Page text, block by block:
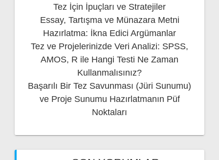
Tez İçin İpuçları ve Stratejiler
Essay, Tartışma ve Münazara Metni
Hazırlatma: İkna Edici Argümanlar
Tez ve Projelerinizde Veri Analizi: SPSS,
AMOS, R ile Hangi Testi Ne Zaman
Kullanmalısınız?
Başarılı Bir Tez Savunması (Jüri Sunumu)
ve Proje Sunumu Hazırlatmanın Püf
Noktaları